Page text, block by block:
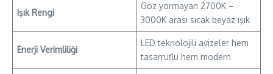
Işık Rengi
Göz yormayan 2700K –
3000K arası sıcak beyaz ışık
Enerji Verimliliği
LED teknolojili avizeler hem
tasarruflu hem modern